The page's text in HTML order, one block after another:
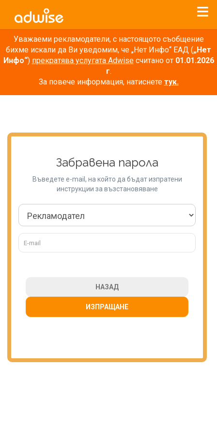
Уважаеми рекламодатели, с настоящото съобщение
бихме искали да Ви уведомим, че „Нет Инфо“ ЕАД („Нет
Инфо“) прекратява услугата Adwiseсчитано от 01.01.2026
г.
За повече информация, натиснете тук.
Забравена парола
Въведете e-mail, на който да бъдат изпратени
инструкции за възстановяване
НАЗАД
ИЗПРАЩАНЕ